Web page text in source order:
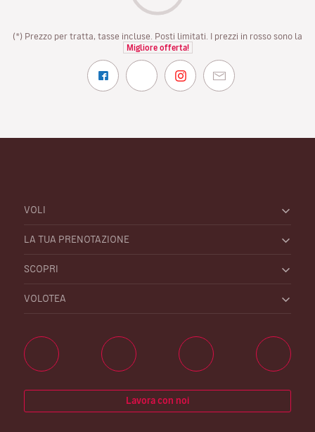
(*) Prezzo per tratta, tasse incluse. Posti limitati. I prezzi in rosso sono la
Migliore offerta!
VOLI
LA TUA PRENOTAZIONE
SCOPRI
VOLOTEA
Lavora con noi